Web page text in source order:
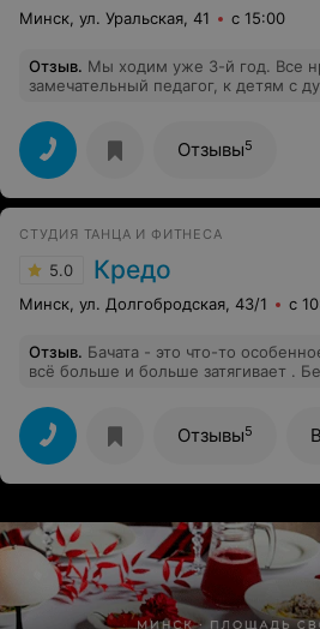
Минск, ул. Уральская, 41 с 15:00
Отзыв. Мы ходим уже 3-й год. Все
замечательный педагог, к детям с
Отзывы5
СТУДИЯ ТАНЦА И ФИТНЕСА
5.0 Кредо
Минск, ул. Долгобродская, 43/1 с
Отзыв. Бачата - это что-то
всё больше и больше затягивает .
школе танцев Кредо, за такую
Отзывы5